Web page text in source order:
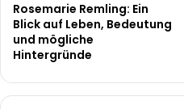
Rosemarie Remling: Ein
Blick auf Leben, Bedeutung
und mögliche
Hintergründe